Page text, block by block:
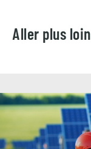
Aller plus loin